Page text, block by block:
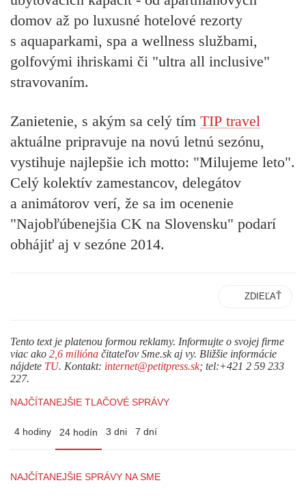
domov až po luxusné hotelové rezorty
s aquaparkami, spa a wellness službami,
golfovými ihriskami či "ultra all inclusive"
stravovaním.
Zanietenie, s akým sa celý tím TIP travel
aktuálne pripravuje na novú letnú sezónu,
vystihuje najlepšie ich motto: "Milujeme leto".
Celý kolektív zamestancov, delegátov
a animátorov verí, že sa im ocenenie
"Najobľúbenejšia CK na Slovensku" podarí
obhájiť aj v sezóne 2014.
ZDIEĽAŤ
Tento text je platenou formou reklamy. Informujte o svojej firme
viac ako 2,6 milióna čitateľov Sme.sk aj vy. Bližšie informácie
nájdete TU. Kontakt: internet@petitpress.sk; tel:+421 2 59 233
227.
NAJČÍTANEJŠIE TLAČOVÉ SPRÁVY
4 hodiny 24 hodín 3 dni 7 dní
NAJČÍTANEJŠIE SPRÁVY NA SME